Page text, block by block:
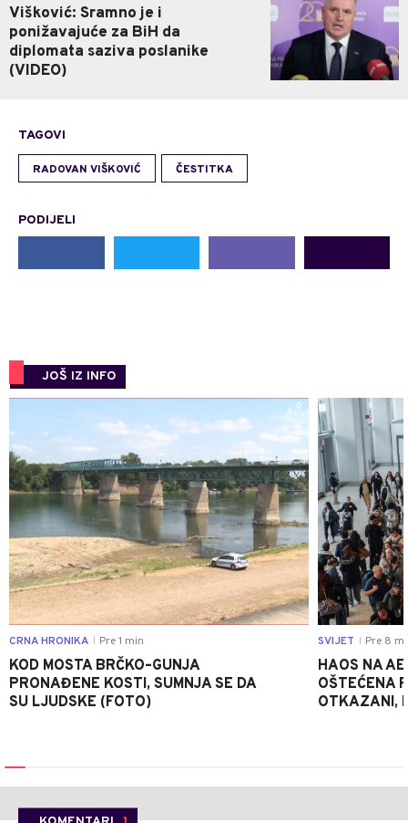
Višković: Sramno je i
ponižavajuće za BiH da
diplomata saziva poslanike
(VIDEO)
TAGOVI
RADOVAN VIŠKOVIĆ ČESTITKA
PODIJELI
JOŠ IZ INFO
0
CRNA HRONIKA Pre 1 min
KOD MOSTA BRČKO–GUNJA
PRONAĐENE KOSTI, SUMNJA SE DA
SU LJUDSKE (FOTO)
SVIJET Pre 8
HAOS NA
OŠTEĆENA
OTKAZANI,